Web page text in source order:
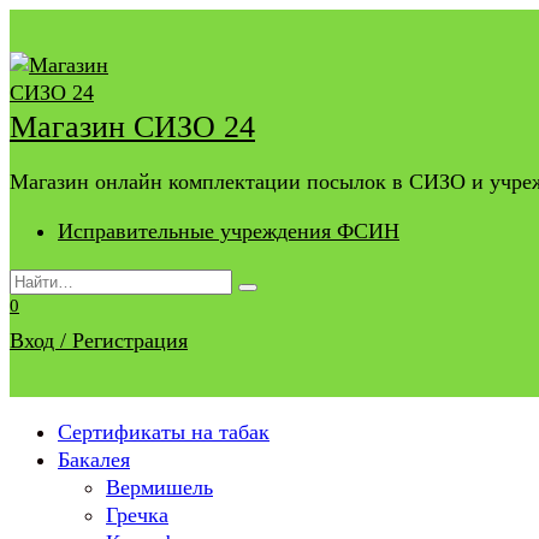
к
содержанию
Магазин СИЗО 24
Магазин онлайн комплектации посылок в СИЗО и
Исправительные учреждения ФСИН
Search
for:
0
Вход / Регистрация
Сертификаты на табак
Бакалея
Вермишель
Гречка